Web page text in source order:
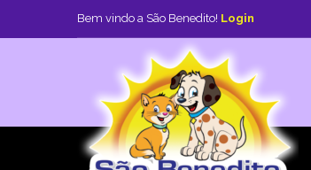
Bem vindo a São Benedito! Login
Home